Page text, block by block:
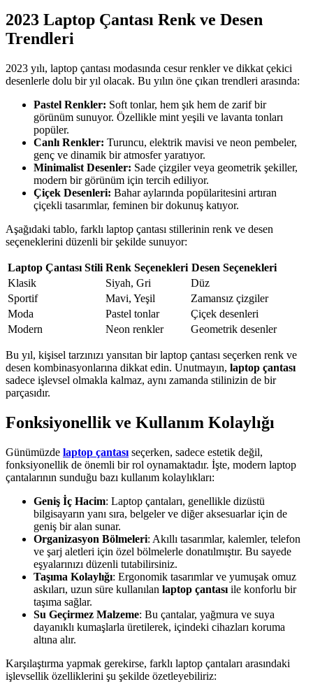
2023 Laptop Çantası Renk ve Desen
Trendleri
2023 yılı, laptop çantası modasında cesur renkler ve dikkat çekici
desenlerle dolu bir yıl olacak. Bu yılın öne çıkan trendleri arasında:
Pastel Renkler: Soft tonlar, hem şık hem de zarif bir
görünüm sunuyor. Özellikle mint yeşili ve lavanta tonları
popüler.
Canlı Renkler: Turuncu, elektrik mavisi ve neon pembeler,
genç ve dinamik bir atmosfer yaratıyor.
Minimalist Desenler: Sade çizgiler veya geometrik şekiller,
modern bir görünüm için tercih ediliyor.
Çiçek Desenleri: Bahar aylarında popülaritesini artıran
çiçekli tasarımlar, feminen bir dokunuş katıyor.
Aşağıdaki tablo, farklı laptop çantası stillerinin renk ve desen
seçeneklerini düzenli bir şekilde sunuyor:
Laptop Çantası Stili Renk Seçenekleri Desen Seçenekleri
Klasik
Siyah, Gri
Düz
Sportif
Mavi, Yeşil
Zamansız çizgiler
Moda
Pastel tonlar
Çiçek desenleri
Modern
Neon renkler Geometrik desenler
Bu yıl, kişisel tarzınızı yansıtan bir laptop çantası seçerken renk ve
desen kombinasyonlarına dikkat edin. Unutmayın, laptop çantası
sadece işlevsel olmakla kalmaz, aynı zamanda stilinizin de bir
parçasıdır.
Fonksiyonellik ve Kullanım Kolaylığı
Günümüzde laptop çantası seçerken, sadece estetik değil,
fonksiyonellik de önemli bir rol oynamaktadır. İşte, modern laptop
çantalarının sunduğu bazı kullanım kolaylıkları:
Geniş İç Hacim: Laptop çantaları, genellikle dizüstü
bilgisayarın yanı sıra, belgeler ve diğer aksesuarlar için de
geniş bir alan sunar.
Organizasyon Bölmeleri: Akıllı tasarımlar, kalemler, telefon
ve şarj aletleri için özel bölmelerle donatılmıştır. Bu sayede
eşyalarınızı düzenli tutabilirsiniz.
Taşıma Kolaylığı: Ergonomik tasarımlar ve yumuşak omuz
askıları, uzun süre kullanılan laptop çantası ile konforlu bir
taşıma sağlar.
Su Geçirmez Malzeme: Bu çantalar, yağmura ve suya
dayanıklı kumaşlarla üretilerek, içindeki cihazları koruma
altına alır.
Karşılaştırma yapmak gerekirse, farklı laptop çantaları arasındaki
işlevsellik özelliklerini şu şekilde özetleyebiliriz: